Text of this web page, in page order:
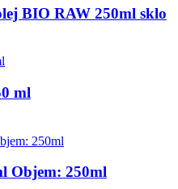
BIO RAW 250ml sklo
ml
Objem: 250ml